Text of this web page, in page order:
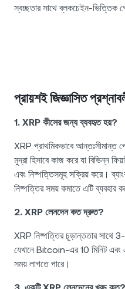
স্বচ্ছতার সাথে ব্লকচেইন-ভিত্তিক
প্রায়শই জিজ্ঞাসিত
1. XRP কীসের জন্য ব্যবহৃত হয়?
XRP প্রাথমিকভাবে আন্তঃসীমান্ত
মুদ্রা হিসাবে কাজ করে যা বিভিন্ন
এবং নিষ্পত্তিসমূহ সক্রিয় করে।
নিষ্পত্তির সময় কমাতে এটি ব্যবহার
2. XRP লেনদেন কত দ্রুত?
XRP নিষ্পত্তির চূড়ান্ততার সাথে
যেখানে Bitcoin-এর 10 মিনিট এবং
সময় লাগতে পারে।